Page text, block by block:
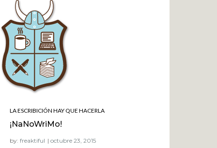
LA ESCRIBICIÓN HAY QUE HACERLA
¡NaNoWriMo!
by: freaktiful